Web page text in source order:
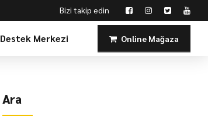
Bizi takip edin
Online Mağaza
Destek Merkezi
Ara